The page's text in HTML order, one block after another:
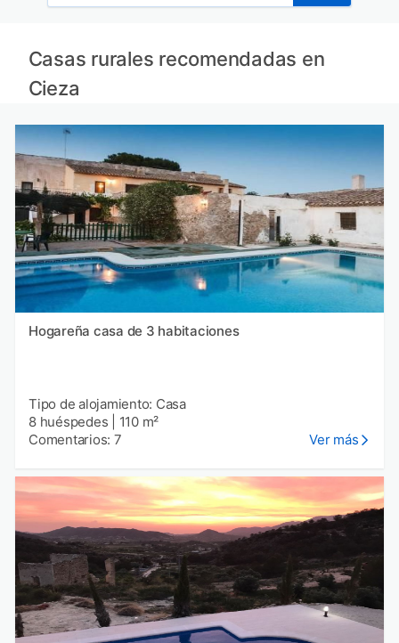
Casas rurales recomendadas en
Cieza
Hogareña casa de 3 habitaciones
Tipo de alojamiento: Casa
8 huéspedes
110 m²
Comentarios: 7
Ver más